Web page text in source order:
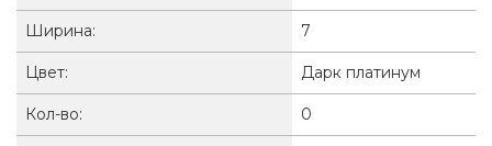
Ширина: 7
Цвет: Дарк платинум
Кол-во: 0